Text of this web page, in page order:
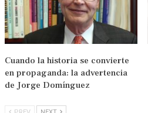
Cuando la historia se convierte
en propaganda: la advertencia
de Jorge Domínguez